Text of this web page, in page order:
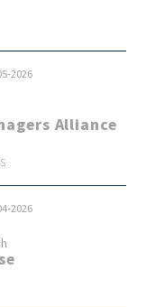
Alliance